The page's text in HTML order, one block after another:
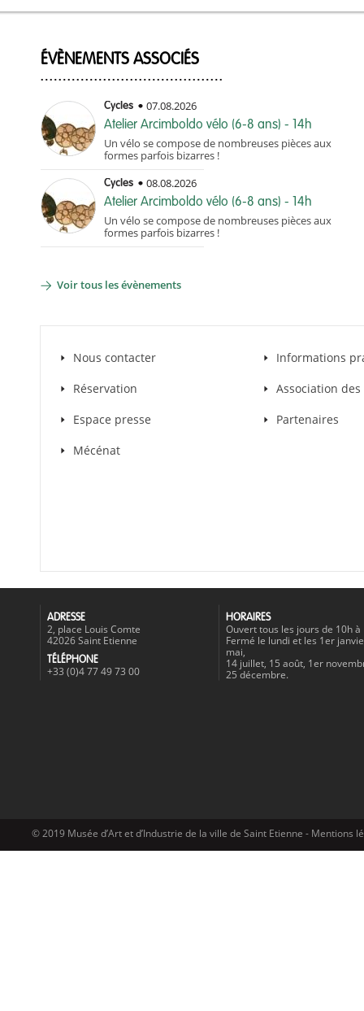
ÉVÈNEMENTS ASSOCIÉS
Cycles 07.08.2026
Atelier Arcimboldo vélo (6-8 ans) - 14h
Un vélo se compose de nombreuses pièces aux
formes parfois bizarres !
Cycles 08.08.2026
Atelier Arcimboldo vélo (6-8 ans) - 14h
Un vélo se compose de nombreuses pièces aux
formes parfois bizarres !
Voir tous les évènements
Nous contacter
Informations
Réservation
Association
Espace presse
Partenaires
Mécénat
ADRESSE
2, place Louis Comte
42026 Saint Etienne
TÉLÉPHONE
+33 (0)4 77 49 73 00
HORAIRES
Ouvert tous les jours de 10h à
Fermé le lundi et les 1er
mai,
14 juillet, 15 août, 1er
25 décembre.
© 2019 Musée d’Art et d’Industrie de la ville de Saint Etienne - Mentions